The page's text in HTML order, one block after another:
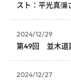
スト：平光真彌
2024/12/29
第49回 並木道
2024/12/27